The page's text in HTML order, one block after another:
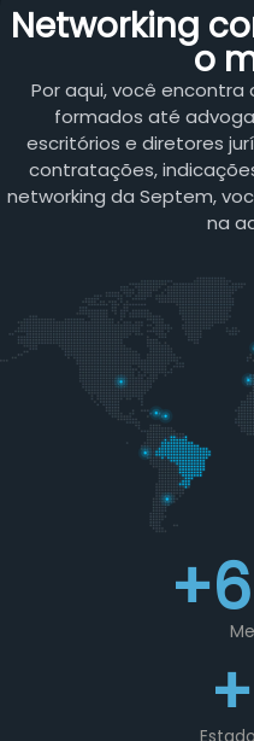
Networking
o
Por aqui, você
formados até
escritórios e diretores
contratações,
networking da Septem,
na